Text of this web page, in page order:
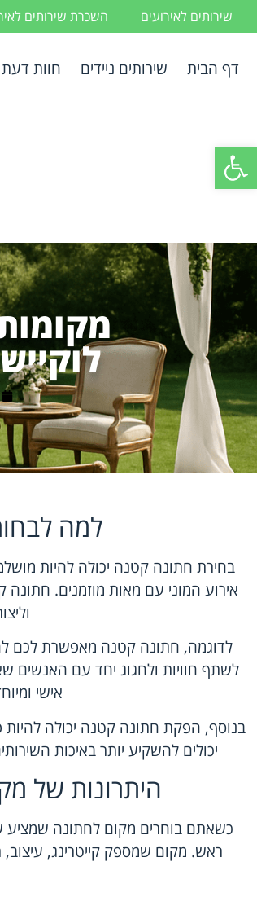
פתח סרגל נגישות
שירותים לאירועים השכרת שירותים
דף הבית שירותים ניידים חוות דעת
למה
בחירת חתונה קטנה יכולה להיות
אירוע המוני עם מאות מוזמנים.
לדוגמה, חתונה קטנה מאפשרת לכם
לשתף חוויות ולחגוג יחד עם האנשים
אישי
בנוסף, הפקת חתונה קטנה יכולה להיות
יכולים להשקיע יותר באיכות
היתרונות של
כשאתם בוחרים מקום לחתונה שמציע
ראש. מקום שמספק קייטרינג,